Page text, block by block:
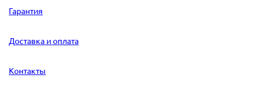
Гарантия
Доставка и оплата
Контакты